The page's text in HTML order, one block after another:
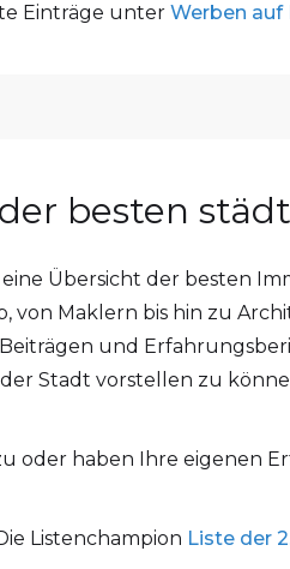
Einträge unter Werben
besten
Übersicht der besten
von Maklern bis hin zu
und
Stadt vorstellen zu
oder haben Ihre eigenen
Listenchampion Liste der